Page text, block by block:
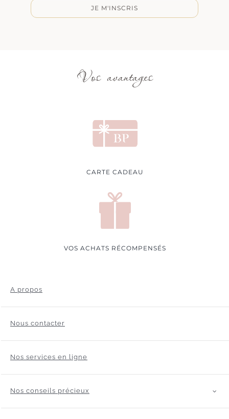
JE M'INSCRIS
Vos avantages
CARTE CADEAU
VOS ACHATS RÉCOMPENSÉS
A propos
Nous contacter
Nos services en ligne
Nos conseils précieux